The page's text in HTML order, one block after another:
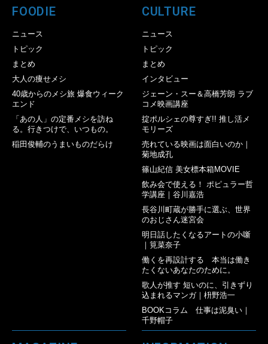
FOODIE
ニュース
トピック
まとめ
大人の痩せメシ
40歳からのメシ旅 爆食ウィーク
エンド
「あの人」の定番メシを訪ね
る。行きつけで、いつもの。
稲田俊輔のうまいものだらけ
CULTURE
ニュース
トピック
まとめ
インタビュー
ジェーン・スー＆高橋芳朗 ラブ
コメ映画講座
掟ポルシェの尊すぎ!! 推し活メ
モリーズ
売れている映画は面白いのか｜
菊地成孔
篠山紀信 美女標本箱MOVIE
飲み会で使える！ ポピュラー哲
学講座｜谷川嘉浩
長谷川町蔵が勝手に選ぶ、世界
のおじさん迷宮会
明日話したくなるアートの小噺
｜筧菜奈子
働くを再設計する 本当は働き
たくないあなたのために。
歌人が推す 短いのに、引きずり
込まれるマンガ｜枡野浩一
BOOKコラム 仕事は泥臭い｜
千野帽子